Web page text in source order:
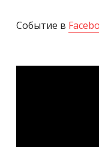
Событие в